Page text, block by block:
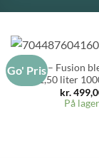
Go' Pris
Wilfa – Fusion
1,50 liter
kr.
På lager